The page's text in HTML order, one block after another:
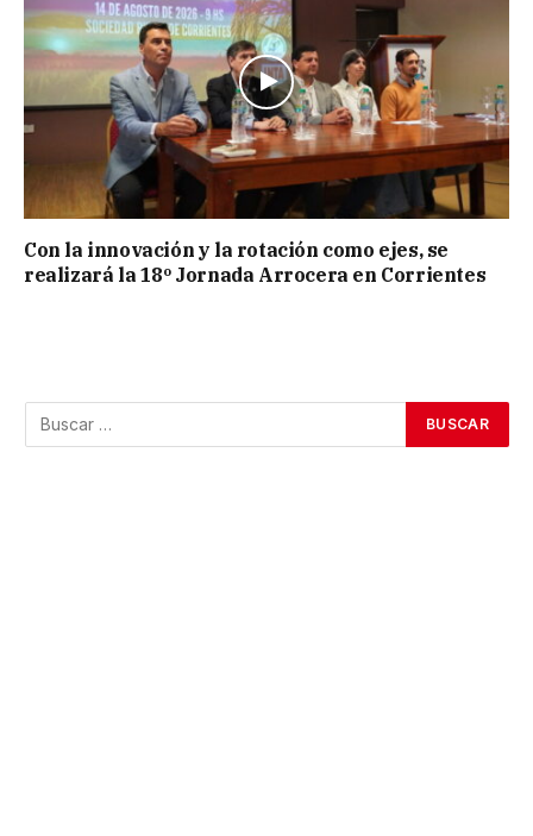
Con la innovación y la rotación como ejes, se
realizará la 18º Jornada Arrocera en Corrientes